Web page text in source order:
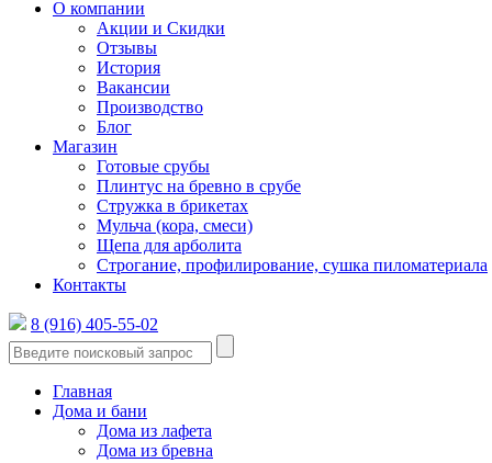
О компании
Акции и Скидки
Отзывы
История
Вакансии
Производство
Блог
Магазин
Готовые срубы
Плинтус на бревно в срубе
Стружка в брикетах
Мульча (кора, смеси)
Щепа для арболита
Строгание, профилирование, сушка пиломатериала
Контакты
8 (916) 405-55-02
Главная
Дома и бани
Дома из лафета
Дома из бревна